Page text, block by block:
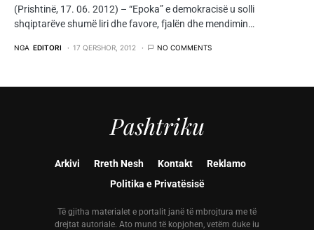
(Prishtinë, 17. 06. 2012) – “Epoka” e demokracisë u solli
shqiptarëve shumë liri dhe favore, fjalën dhe mendimin…
NGA EDITORI 17 QERSHOR, 2012 NO COMMENTS
Pashtriku
Arkivi Rreth Nesh Kontakt
Reklamo
Politika e Privatësisë
Të gjitha materialet e portalit janë të mbrojtura me të
drejtat autoriale. Ato mund të kopjohen, vetëm duke iu